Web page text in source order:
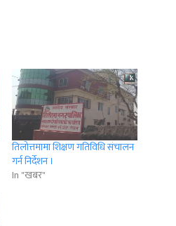
तिलोत्तमामा शिक्षण गतिविधि संचालन
गर्न निर्देशन ।
In "खबर"